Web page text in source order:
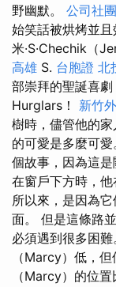
野幽默。 公司社團
始笑話被烘烤並
米·S·Chechik（
高雄 S. 台胞證 北
部崇拜的聖誕喜劇
Hurglars！ 新竹
樹時，儘管他的
的可愛是多麼可愛
個故事，因為這
在窗戶下方時，
所以來，是因為
面。 但是這條路
必須遇到很多困
（Marcy）低，
（Marcy）的位